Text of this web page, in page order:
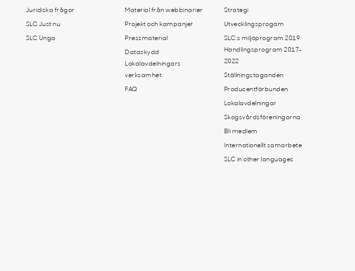
Juridiska frågor
SLC Just nu
SLC Unga
Material från webbinarier
Projekt och kampanjer
Pressmaterial
Dataskydd
Lokalavdelningars
verksamhet
FAQ
Strategi
Utvecklingsprogam
SLC:s miljöprogram 2019
Handlingsprogram 2017-
2022
Ställningstaganden
Producentförbunden
Lokalavdelningar
Skogsvårdsföreningarna
Bli medlem
Internationellt samarbete
SLC in other languages